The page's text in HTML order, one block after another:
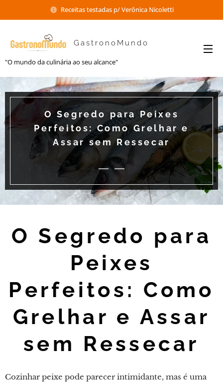
Receitas testadas p/ Verônica Nicoletti
GastronoMundo
"O mundo da culinária ao seu alcance"
O Segredo para Peixes
Perfeitos: Como Grelhar e
Assar sem Ressecar
O Segredo para
Peixes
Perfeitos: Como
Grelhar e Assar
sem Ressecar
Cozinhar peixe pode parecer intimidante, mas é uma